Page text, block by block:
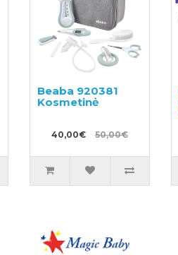
Beaba 920381
Kosmetinė
40,00€ 50,00€